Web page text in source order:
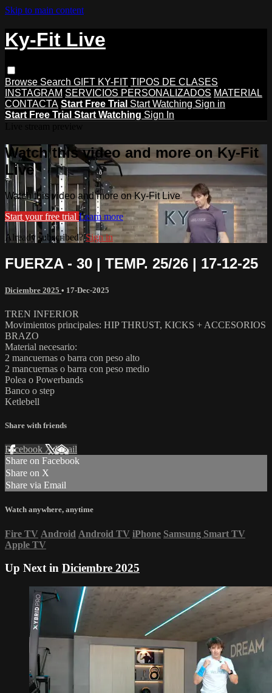
Skip to main content
Ky-Fit Live
Browse Search GIFT KY-FIT TIPOS DE CLASES
INSTAGRAM SERVICIOS PERSONALIZADOS MATERIAL
CONTACTA Start Free Trial Start Watching Sign in
Start Free Trial Start Watching Sign In
Watch this video and more on Ky-Fit
Live
Watch this video and more on Ky-Fit Live
Start your free trial Learn more
Already subscribed?Sign in
FUERZA - 30 | TEMP. 25/26 | 17-12-25
Diciembre 2025 • 17-Dec-2025
TREN INFERIOR
Movimientos principales: HIP THRUST, KICKS + ACCESORIOS
BRAZO
Material necesario:
2 mancuernas o barra con peso alto
2 mancuernas o barra con peso medio
Polea o Powerbands
Banco o step
Ketlebell
Share with friends
Facebook XEmail
Share on Facebook
Share on X
Share via Email
Watch anywhere, anytime
Fire TV Android Android TV iPhone Samsung Smart TV
Apple TV
Up Next in Diciembre 2025